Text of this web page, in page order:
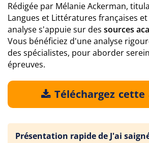
Rédigée par Mélanie Ackerman,
Langues et Littératures françaises
analyse s'appuie sur des sources
Vous bénéficiez d'une analyse
des spécialistes, pour aborder
épreuves.
Téléchargez cette
Présentation rapide de J'ai